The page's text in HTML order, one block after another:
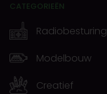
CATEGORIEËN
Radiobesturing
Modelbouw
Creatief